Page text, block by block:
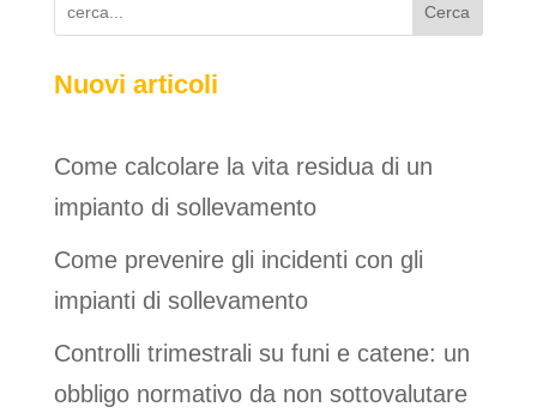
Cerca
Nuovi articoli
Come calcolare la vita residua di un
impianto di sollevamento
Come prevenire gli incidenti con gli
impianti di sollevamento
Controlli trimestrali su funi e catene: un
obbligo normativo da non sottovalutare